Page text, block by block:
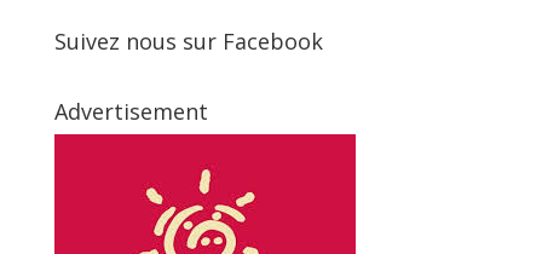
Suivez nous sur Facebook
Advertisement